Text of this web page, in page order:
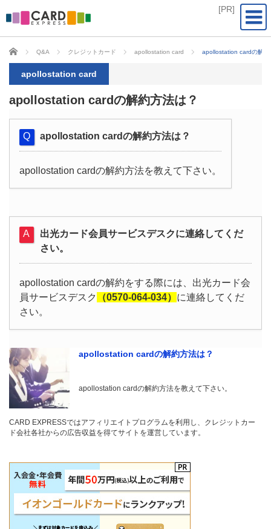
CARD EXPRESS
Q&A クレジットカード apollostation card apollostation cardの解約
apollostation card
apollostation cardの解約方法は？
apollostation cardの解約方法は？
apollostation cardの解約方法を教えて下さい。
出光カード会員サービスデスクに連絡してくだ
さい。
apollostation cardの解約をする際には、出光カード会
員サービスデスク
（0570-064-034） に連絡してくだ
さい。
apollostation cardの解約方法は？
apollostation cardの解約方法を教えて下さい。
CARD EXPRESSではアフィリエイトプログラムを利用し、クレジットカー
ド会社各社からの広告収益を得てサイトを運営しています。